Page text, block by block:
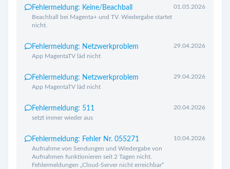
Fehlermeldung: Keine/Beachball
Beachball bei Magenta+ und TV. Wiedergabe startet
nicht.
01.05.2026
Fehlermeldung: Netzwerkproblem
App MagentaTV läd nicht
29.04.2026
Fehlermeldung: Netzwerkproblem
App MagentaTV läd nicht
29.04.2026
Fehlermeldung: 511
setzt immer wieder aus
20.04.2026
Fehlermeldung: Fehler Nr. 055271
Aufnahme von Sendungen und Wiedergabe von
Aufnahmen funktionieren seit 2 Tagen nicht.
Fehlermeldungen „Cloud-Server nicht erreichbar“
10.04.2026